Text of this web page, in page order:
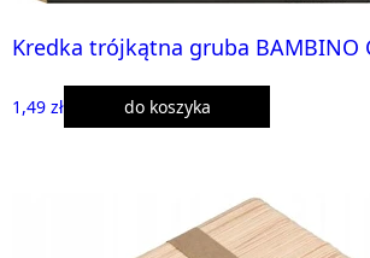
Kredka trójkątna gruba BAMBINO
1,49 zł do koszyka